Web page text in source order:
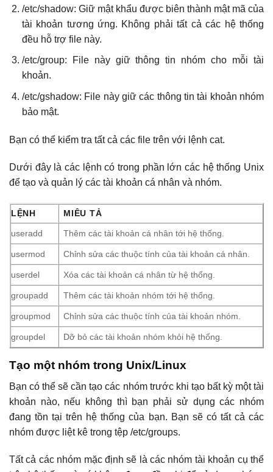
/etc/shadow: Giữ mật khẩu được biên thành mật mã của
tài khoản tương ứng. Không phải tất cả các hệ thống
đều hỗ trợ file này.
/etc/group: File này giữ thông tin nhóm cho mỗi tài
khoản.
/etc/gshadow: File này giữ các thông tin tài khoản nhóm
bảo mật.
Bạn có thể kiểm tra tất cả các file trên với lệnh cat.
Dưới đây là các lệnh có trong phần lớn các hệ thống Unix
để tạo và quản lý các tài khoản cá nhân và nhóm.
LỆNH MIÊU TẢ
useradd Thêm các tài khoản cá nhân tới hệ thống.
usermod Chỉnh sửa các thuộc tính của tài khoản cá nhân.
userdel Xóa các tài khoản cá nhân từ hệ thống.
groupadd Thêm các tài khoản nhóm tới hệ thống.
groupmod Chỉnh sửa các thuộc tính của tài khoản nhóm.
groupdel Dỡ bỏ các tài khoản nhóm khỏi hệ thống.
Tạo một nhóm trong Unix/Linux
Bạn có thể sẽ cần tạo các nhóm trước khi tạo bất kỳ một tài
khoản nào, nếu không thì bạn phải sử dụng các nhóm
đang tồn tại trên hệ thống của bạn. Bạn sẽ có tất cả các
nhóm được liệt kê trong tệp /etc/groups.
Tất cả các nhóm mặc định sẽ là các nhóm tài khoản cụ thể